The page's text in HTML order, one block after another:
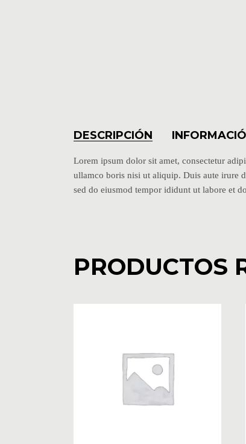
DESCRIPCIÓN
Lorem ipsum dolor sit amet, consectetur
ullamco boris nisi ut aliquip. Duis aute irure
sed do eiusmod tempor ididunt ut labore et
PRODUCTOS